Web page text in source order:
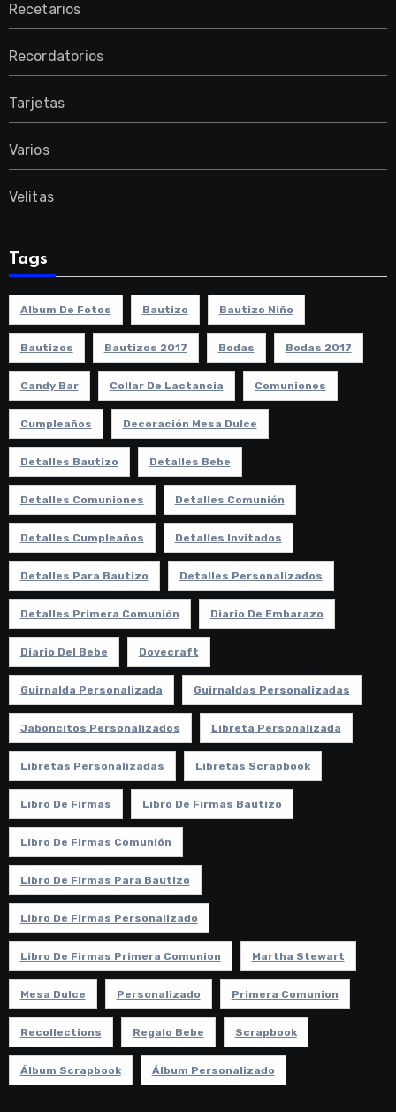
Recetarios
Recordatorios
Tarjetas
Varios
Velitas
Tags
Album De Fotos Bautizo Bautizo Niño
Bautizos Bautizos 2017 Bodas Bodas 2017
Candy Bar Collar De Lactancia Comuniones
Cumpleaños Decoración Mesa Dulce
Detalles Bautizo Detalles Bebe
Detalles Comuniones Detalles Comunión
Detalles Cumpleaños Detalles Invitados
Detalles Para Bautizo Detalles Personalizados
Detalles Primera Comunión Diario De Embarazo
Diario Del Bebe Dovecraft
Guirnalda Personalizada Guirnaldas Personalizadas
Jaboncitos Personalizados Libreta Personalizada
Libretas Personalizadas Libretas Scrapbook
Libro De Firmas Libro De Firmas Bautizo
Libro De Firmas Comunión
Libro De Firmas Para Bautizo
Libro De Firmas Personalizado
Libro De Firmas Primera Comunion Martha Stewart
Mesa Dulce Personalizado Primera Comunion
Recollections Regalo Bebe Scrapbook
Álbum Scrapbook Álbum Personalizado